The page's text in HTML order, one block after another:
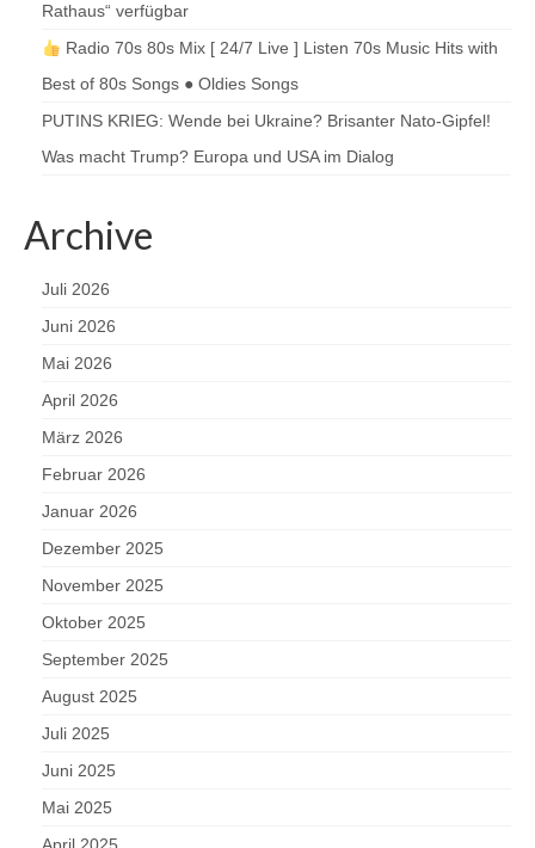
Rathaus“ verfügbar
Radio 70s 80s Mix [ 24/7 Live ] Listen 70s Music Hits with
Best of 80s Songs ● Oldies Songs
PUTINS KRIEG: Wende bei Ukraine? Brisanter Nato-Gipfel!
Was macht Trump? Europa und USA im Dialog
Archive
Juli 2026
Juni 2026
Mai 2026
April 2026
März 2026
Februar 2026
Januar 2026
Dezember 2025
November 2025
Oktober 2025
September 2025
August 2025
Juli 2025
Juni 2025
Mai 2025